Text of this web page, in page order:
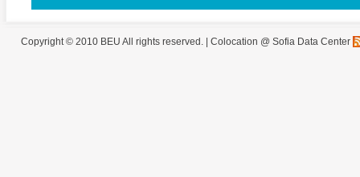
Copyright © 2010 BEU All rights reserved. | Colocation @ Sofia Data Center